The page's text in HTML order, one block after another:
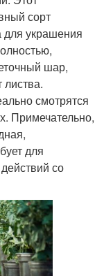
сорт
для украшения
шар,
листва.
смотрятся
Примечательно,
для
со